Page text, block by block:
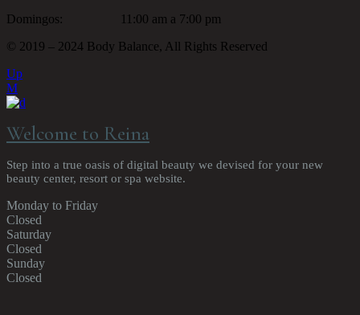
Domingos: 11:00 am a 7:00 pm
© 2019 – 2024 Body Balance, All Rights Reserved
Up
Welcome to Reina
Step into a true oasis of digital beauty we devised for your new
beauty center, resort or spa website.
Monday to Friday
Closed
Saturday
Closed
Sunday
Closed